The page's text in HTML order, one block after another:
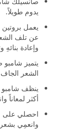
يدوم طويلاً.
يعمل بروتين
عن تلف
وإعادة
يتميز
الشعر الجاف
ينظف شامبو
أكثر لمعاناً
احصلي على
وانعمِي